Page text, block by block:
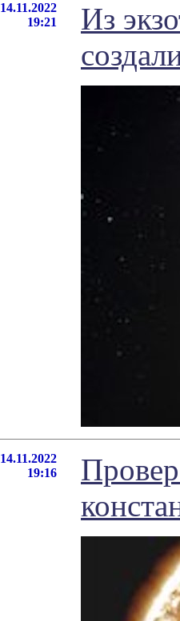
14.11.2022
19:21
Из
14.11.2022
19:16